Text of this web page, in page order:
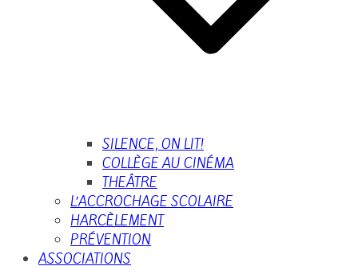
SILENCE, ON LIT!
COLLÈGE AU CINÉMA
THEÂTRE
L’ACCROCHAGE SCOLAIRE
HARCÈLEMENT
PRÉVENTION
ASSOCIATIONS